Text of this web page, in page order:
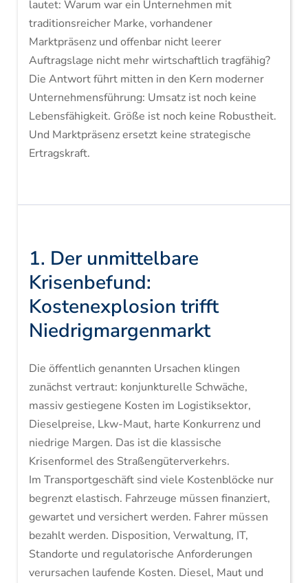
lautet: Warum war ein Unternehmen mit
traditionsreicher Marke, vorhandener
Marktpräsenz und offenbar nicht leerer
Auftragslage nicht mehr wirtschaftlich tragfähig?
Die Antwort führt mitten in den Kern moderner
Unternehmensführung: Umsatz ist noch keine
Lebensfähigkeit. Größe ist noch keine Robustheit.
Und Marktpräsenz ersetzt keine strategische
Ertragskraft.
1. Der unmittelbare
Krisenbefund:
Kostenexplosion trifft
Niedrigmargenmarkt
Die öffentlich genannten Ursachen klingen
zunächst vertraut: konjunkturelle Schwäche,
massiv gestiegene Kosten im Logistiksektor,
Dieselpreise, Lkw-Maut, harte Konkurrenz und
niedrige Margen. Das ist die klassische
Krisenformel des Straßengüterverkehrs.
Im Transportgeschäft sind viele Kostenblöcke nur
begrenzt elastisch. Fahrzeuge müssen finanziert,
gewartet und versichert werden. Fahrer müssen
bezahlt werden. Disposition, Verwaltung, IT,
Standorte und regulatorische Anforderungen
verursachen laufende Kosten. Diesel, Maut und